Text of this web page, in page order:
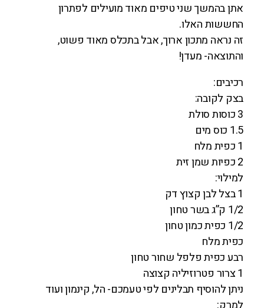
אתן בהמשך שני טיפים מאוד מועילים לפתרון
החששות האלו.
זה נראה מתכון ארוך, אבל בתכלס מאוד פשוט,
והתוצאה- מעדן!
רכיבים:
בצק לקובה:
3 כוסות סולת
1.5 כוס מים
1 כפית מלח
2 כפיות שמן זית
למילוי:
1 בצל לבן קצוץ דק
1/2 ק”ג בשר טחון
1/2 כפית כמון טחון
כפית מלח
רבע כפית פלפל שחור טחון
1 צרור פטרוזיליה קצוצה
ניתן להוסיף תבלינים לפי טעמכם- הל, קינמון ועוד